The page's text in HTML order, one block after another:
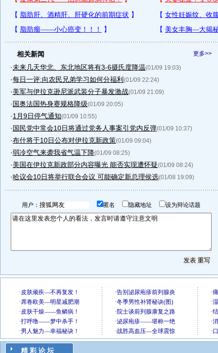
更多>>
相关新闻
·未来几天华北、东北地区将有3-6摄氏度降温(01/09 19:03)
·每日一评:向农民兄弟学习如何分福利 (01/09 22:24)
·美军与伊拉克逊尼派武装分子暴发激战(01/09 21:09)
·国奥法国热身赛规格降级(01/09 20:05)
·1月9日停气通知(01/09 10:55)
·国民党中常会10日将通过党务人事案引党内反弹(01/09 10:37)
·布什将于10日公布对伊拉克新政策(01/09 09:04)
·弱冷空气来袭我省气温下降(01/09 08:25)
·美国在伊拉克新政部分内容曝光 能否实现遭怀疑(01/09 08:24)
·哈议会10日将举行联合会议 可能确定新总理侯选(01/08 19:09)
用户： 匿名 隐藏地址 设为辩论话题
精 彩 论 坛